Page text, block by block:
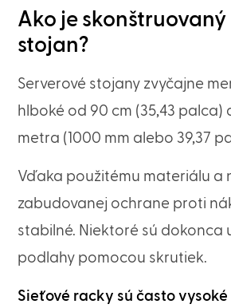
Ako je
stojan?
Serverové stojany zvyčajne
hlboké od 90 cm (35,43 palca)
metra (1000 mm alebo 39,37
Vďaka použitému materiálu a
zabudovanej ochrane proti
stabilné. Niektoré sú dokonca
podlahy pomocou skrutiek.
Sieťové racky sú často vysoké